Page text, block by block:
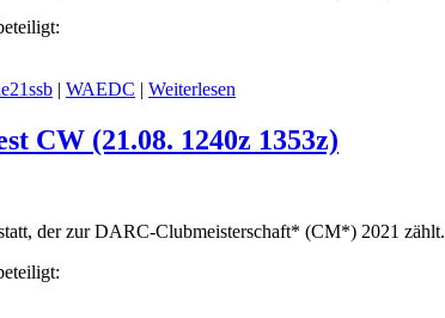
| WAEDC | Weiterlesen
CW (21.08. 1240z 1353z)
der zur DARC-Clubmeisterschaft* (CM*) 2021 zählt.